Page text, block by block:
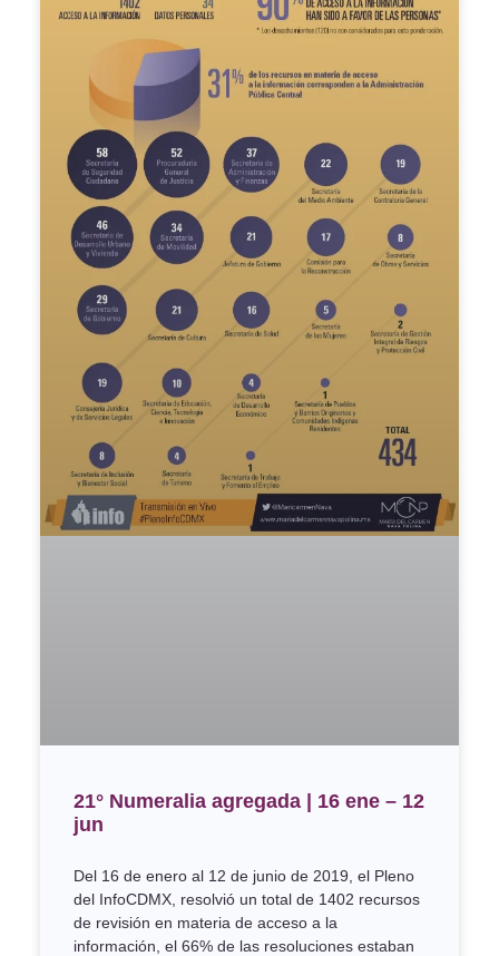
21° Numeralia agregada | 16 ene – 12
jun
Del 16 de enero al 12 de junio de 2019, el Pleno
del InfoCDMX, resolvió un total de 1402 recursos
de revisión en materia de acceso a la
información, el 66% de las resoluciones estaban